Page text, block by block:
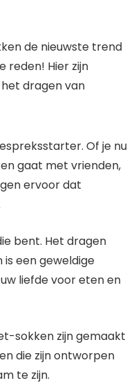
de nieuwste trend
reden! Hier zijn
dragen van
Of je nu
gaat met vrienden,
ervoor dat
bent. Het dragen
een geweldige
liefde voor eten en
sokken zijn gemaakt
die zijn ontworpen
te zijn.